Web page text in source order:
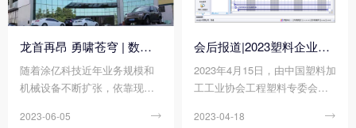
龙首再昂 勇啸苍穹 | 数字化赋能助力涂亿科技“智”造升级!
随着涂亿科技近年业务规模和
机械设备不断扩张，依靠现有
管理工作的需要，智能化管
2023-06-05 
会后报道|2023塑料企业数字化工厂建设交流会
2023年4月15日，由中国塑料加
工工业协会工程塑料专委会、
国）官网入口 、InfoCon易肯资
2023-04-18 